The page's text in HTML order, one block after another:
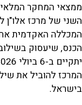
ממצאי המחקר
השני של מרכז אלו"ן
המכללה האקדמית
הכנס, שיעסוק
המרכז להוביל את
בישראל.